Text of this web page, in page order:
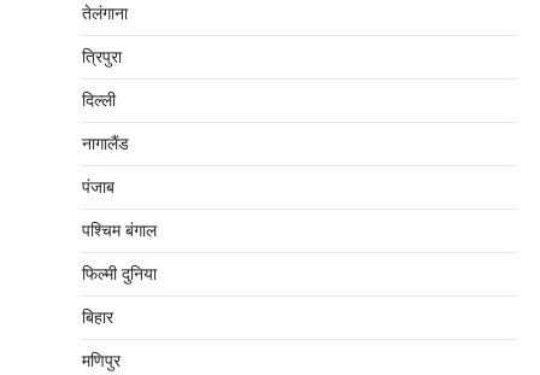
तेलंगाना
त्रिपुरा
दिल्‍ली
नागालैंड
पंजाब
पश्चिम बंगाल
फिल्मी दुनिया
बिहार
मणिपुर